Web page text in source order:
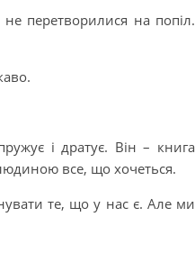
перетворилися на попіл.
і дратує. Він – книга
все, що хочеться.
те, що у нас є. Але ми